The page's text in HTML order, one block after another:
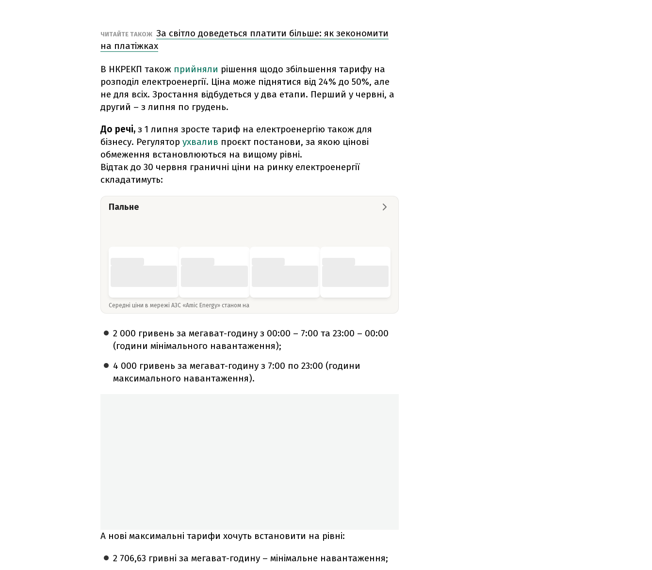
ЧИТАЙТЕ ТАКОЖ За світло доведеться платити більше: як зекономити
на платіжках
В НКРЕКП також прийняли рішення щодо збільшення тарифу на
розподіл електроенергії. Ціна може піднятися від 24% до 50%, але
не для всіх. Зростання відбудеться у два етапи. Перший у червні, а
другий – з липня по грудень.
До речі, з 1 липня зросте тариф на електроенергію також для
бізнесу. Регулятор ухвалив проєкт постанови, за якою цінові
обмеження встановлюються на вищому рівні.
Відтак до 30 червня граничні ціни на ринку електроенергії
складатимуть:
Пальне
Середні ціни в мережі АЗС «Amic Energy» станом на
2 000 гривень за мегават-годину з 00:00 – 7:00 та 23:00 – 00:00
(години мінімального навантаження);
4 000 гривень за мегават-годину з 7:00 по 23:00 (години
максимального навантаження).
А нові максимальні тарифи хочуть встановити на рівні:
2 706,63 гривні за мегават-годину – мінімальне навантаження;